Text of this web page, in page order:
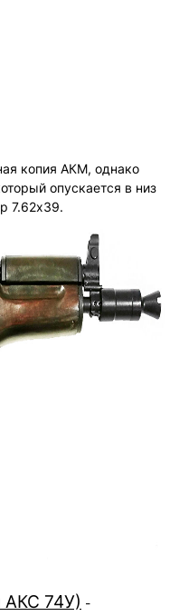
копия АКМ, однако
опускается в низ
7.62х39.
74У) -